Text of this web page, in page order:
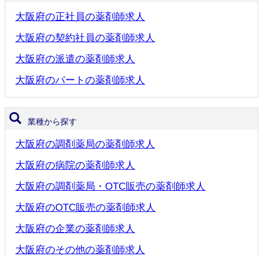
大阪府の正社員の薬剤師求人
大阪府の契約社員の薬剤師求人
大阪府の派遣の薬剤師求人
大阪府のパートの薬剤師求人
業種から探す
大阪府の調剤薬局の薬剤師求人
大阪府の病院の薬剤師求人
大阪府の調剤薬局・OTC販売の薬剤師求人
大阪府のOTC販売の薬剤師求人
大阪府の企業の薬剤師求人
大阪府のその他の薬剤師求人